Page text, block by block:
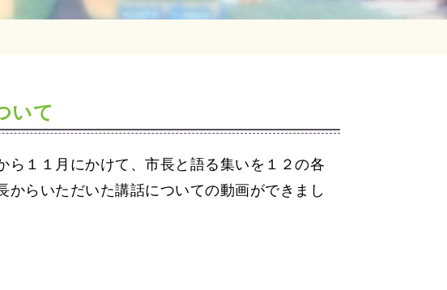
いて
１１月にかけて、市長と語る集いを１２の各
らいただいた講話についての動画ができまし